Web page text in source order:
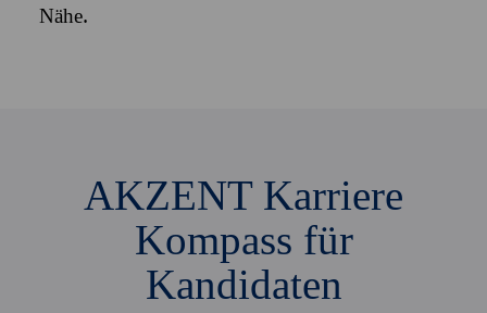
Nähe.
AKZENT Karriere
Kompass für
Kandidaten